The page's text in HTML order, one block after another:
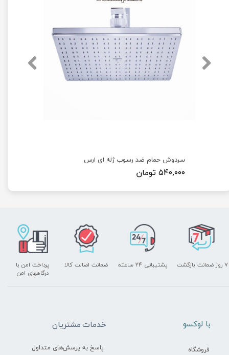
سردوش حمام ضد رسوب ژله ای ارس
۵۴۰,۰۰۰ تومان
پشتیبانی ۲۴ ساعته
پرداخت امن با
درگاههای امن
۷ روز ضمانت بازگشت ضمانت اصالت کالا
خدمات مشتریان
پاسخ به پرسش‌های متداول
​با لوکسو
فروشگاه